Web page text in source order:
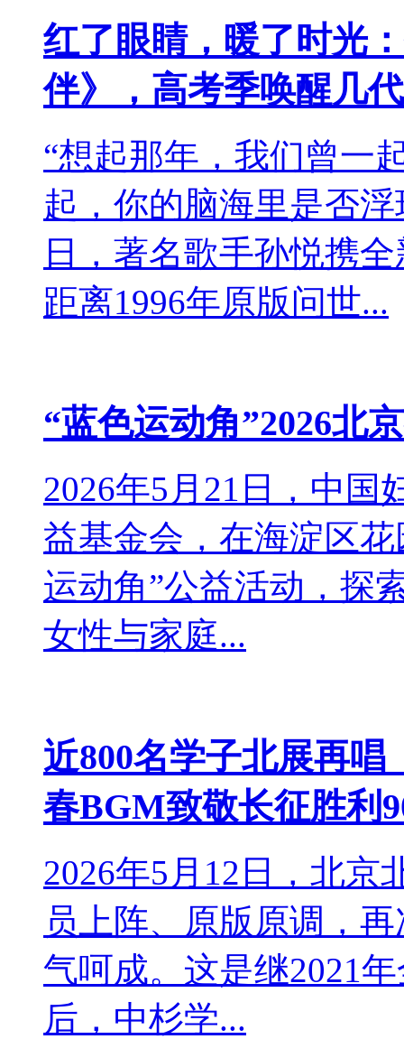
红了眼睛，暖了时光
伴》，高考季唤醒几
“想起那年，我们曾
起，你的脑海里是否
日，著名歌手孙悦携
距离1996年原版问世...
“蓝色运动角”2026北
2026年5月21日，中国
益基金会，在海淀区
运动角”公益活动，探
女性与家庭...
近800名学子北展再
春BGM致敬长征胜利
2026年5月12日，北京
员上阵、原版原调，
气呵成。这是继2021
后，中杉学...